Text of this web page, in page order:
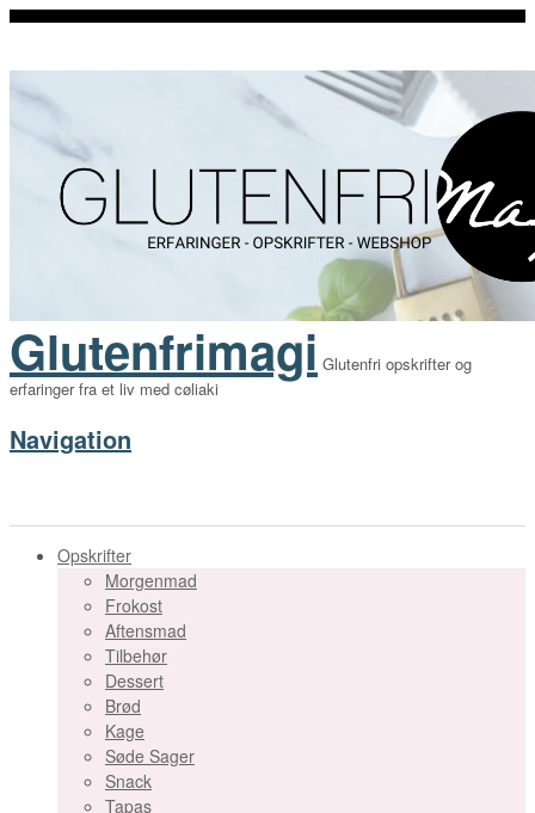
Glutenfrimagi Glutenfri opskrifter og
erfaringer fra et liv med cøliaki
Navigation
Opskrifter
Morgenmad
Frokost
Aftensmad
Tilbehør
Dessert
Brød
Kage
Søde Sager
Snack
Tapas